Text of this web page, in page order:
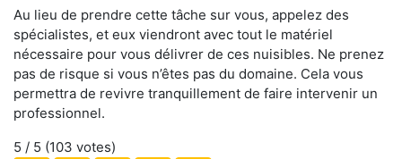
Au lieu de prendre cette tâche sur vous, appelez des
spécialistes, et eux viendront avec tout le matériel
nécessaire pour vous délivrer de ces nuisibles. Ne prenez
pas de risque si vous n’êtes pas du domaine. Cela vous
permettra de revivre tranquillement de faire intervenir un
professionnel.
5 / 5 (103 votes)